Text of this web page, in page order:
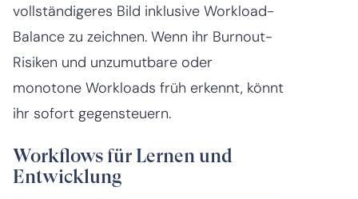
vollständigeres Bild inklusive Workload-
Balance zu zeichnen. Wenn ihr Burnout-
Risiken und unzumutbare oder
monotone Workloads früh erkennt, könnt
ihr sofort gegensteuern.
Workflows für Lernen und
Entwicklung